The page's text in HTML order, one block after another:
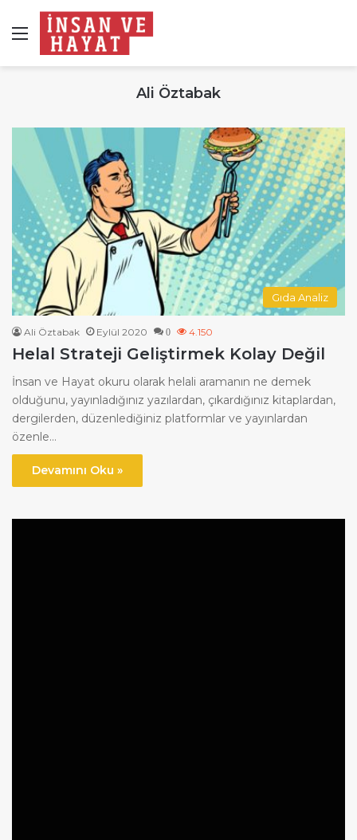
Menü
Ali Öztabak
Gıda Analiz
Ali Öztabak Eylül 2020 0 4.150
Helal Strateji Geliştirmek Kolay Değil
İnsan ve Hayat okuru olarak helali aramanın ne demek
olduğunu, yayınladığınız yazılardan, çıkardığınız kitaplardan,
dergilerden, düzenlediğiniz platformlar ve yayınlardan
özenle…
Devamını Oku »